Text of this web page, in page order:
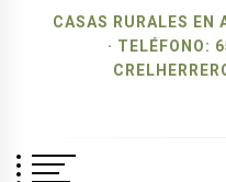
CASAS RURALES EN
· TELÉFONO: